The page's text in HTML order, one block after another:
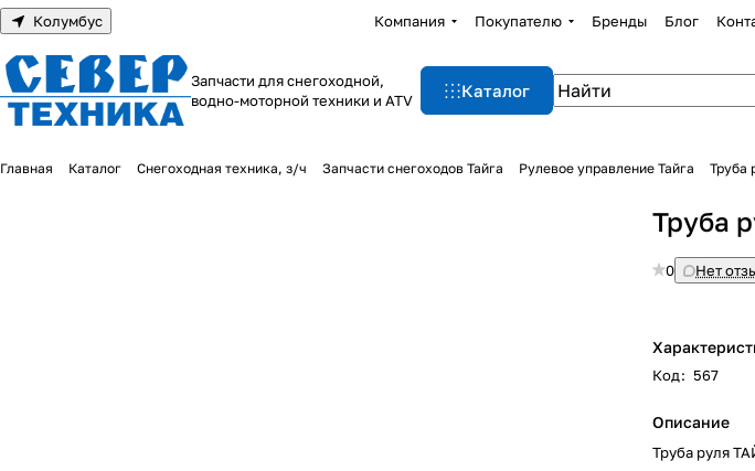
Колумбус Компания Покупателю Бренды Блог
Запчасти для снегоходной,
водно-моторной техники и ATV
Каталог
Главная Каталог Снегоходная техника, з/ч Запчасти снегоходов Тайга Рулевое управление Тайга Труба
Труба
0 Нет
Код: 567
Описание
Труба руля